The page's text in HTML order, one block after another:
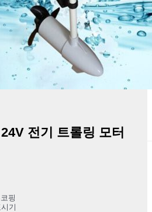
전기 트롤링 모터
핑
기